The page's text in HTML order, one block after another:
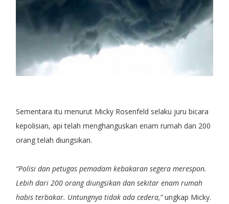
Sementara itu menurut Micky Rosenfeld selaku juru bicara
kepolisian, api telah menghanguskan enam rumah dan 200
orang telah diungsikan.
“Polisi dan petugas pemadam kebakaran segera merespon.
Lebih dari 200 orang diungsikan dan sekitar enam rumah
habis terbakar. Untungnya tidak ada cedera,”ungkap Micky.